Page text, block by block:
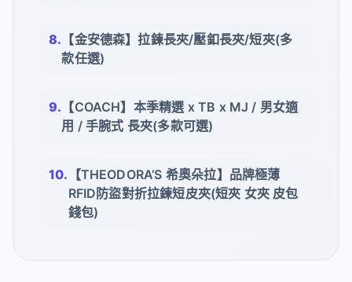
【金安德森】拉鍊長夾/壓釦長夾/短夾(多
款任選)
【COACH】本季精選 x TB x MJ / 男女適
用 / 手腕式 長夾(多款可選)
【THEODORA’S 希奧朵拉】品牌極薄
RFID防盜對折拉鍊短皮夾(短夾 女夾 皮包
錢包)